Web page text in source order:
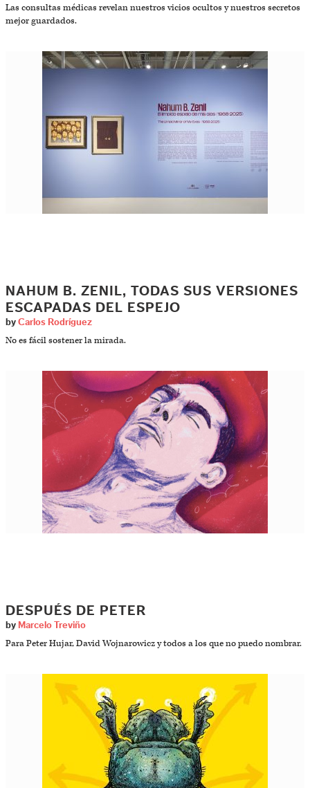
Las consultas médicas revelan nuestros vicios ocultos y nuestros secretos
mejor guardados.
NAHUM B. ZENIL, TODAS SUS VERSIONES
ESCAPADAS DEL ESPEJO
by Carlos Rodríguez
No es fácil sostener la mirada.
DESPUÉS DE PETER
by Marcelo Treviño
Para Peter Hujar, David Wojnarowicz y todos a los que no puedo nombrar.